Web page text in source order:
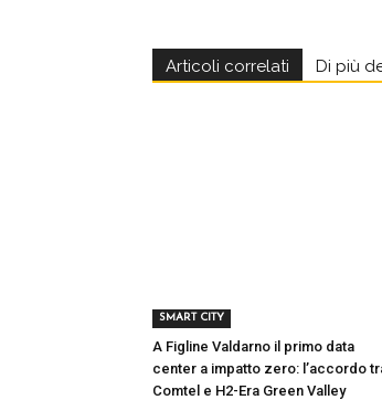
Articoli correlati Di più
SMART CITY
A Figline Valdarno il primo data
center a impatto zero: l’accordo
Comtel e H2-Era Green Valley